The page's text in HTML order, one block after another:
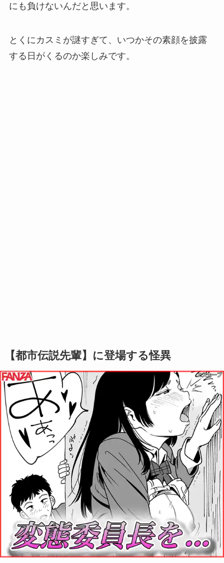
にも負けないんだと思います。
とくにカスミが謎すぎて、いつかその素顔を披露
する日がくるのか楽しみです。
【都市伝説先輩】に登場する怪異